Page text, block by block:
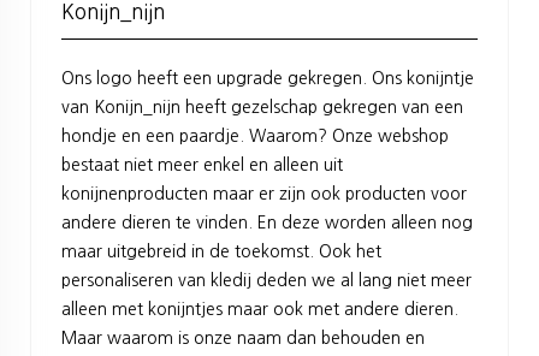
Konijn_nijn
Ons logo heeft een upgrade gekregen. Ons konijntje
van Konijn_nijn heeft gezelschap gekregen van een
hondje en een paardje. Waarom? Onze webshop
bestaat niet meer enkel en alleen uit
konijnenproducten maar er zijn ook producten voor
andere dieren te vinden. En deze worden alleen nog
maar uitgebreid in de toekomst. Ook het
personaliseren van kledij deden we al lang niet meer
alleen met konijntjes maar ook met andere dieren.
Maar waarom is onze naam dan behouden en